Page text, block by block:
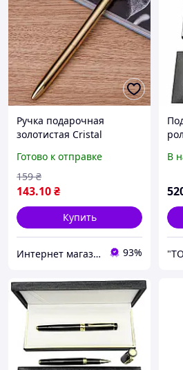
Ручка подарочная
золотистая Cristal
Готово к отправке
143.10₴
159 ₴
Купить
Интернет магазин сувениров Старик Хоттабыч 93%
В